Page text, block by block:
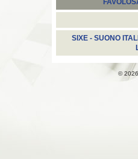
SIXE - SUONO
©